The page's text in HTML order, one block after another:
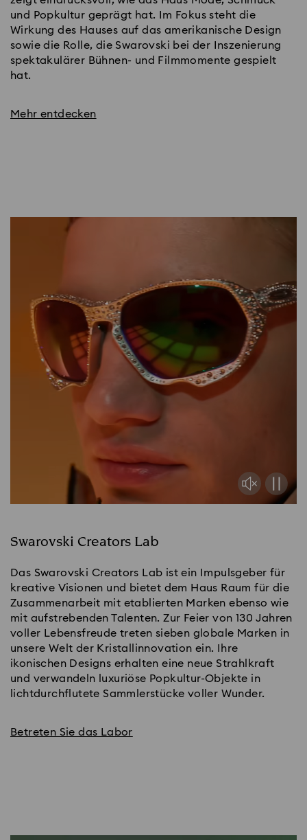
und Popkultur geprägt hat. Im Fokus steht die
Wirkung des Hauses auf das amerikanische Design
sowie die Rolle, die Swarovski bei der Inszenierung
spektakulärer Bühnen- und Filmmomente gespielt
hat.
Mehr entdecken
Swarovski Creators Lab
Das Swarovski Creators Lab ist ein Impulsgeber für
kreative Visionen und bietet dem Haus Raum für die
Zusammenarbeit mit etablierten Marken ebenso wie
mit aufstrebenden Talenten. Zur Feier von 130 Jahren
voller Lebensfreude treten sieben globale Marken in
unsere Welt der Kristallinnovation ein. Ihre
ikonischen Designs erhalten eine neue Strahlkraft
und verwandeln luxuriöse Popkultur-Objekte in
lichtdurchflutete Sammlerstücke voller Wunder.
Betreten Sie das Labor